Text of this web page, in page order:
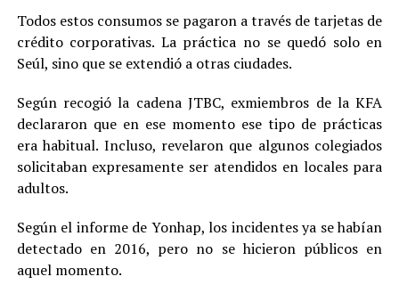
Todos estos consumos se pagaron a través de tarjetas de
crédito corporativas. La práctica no se quedó solo en
Seúl, sino que se extendió a otras ciudades.
Según recogió la cadena JTBC, exmiembros de la KFA
declararon que en ese momento ese tipo de prácticas
era habitual. Incluso, revelaron que algunos colegiados
solicitaban expresamente ser atendidos en locales para
adultos.
Según el informe de Yonhap, los incidentes ya se habían
detectado en 2016, pero no se hicieron públicos en
aquel momento.